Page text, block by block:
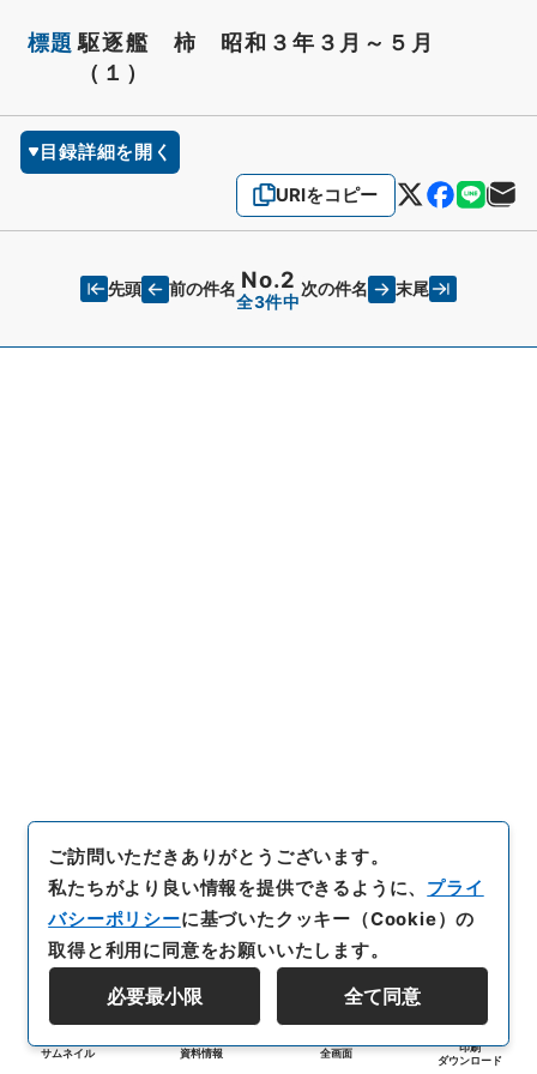
標題 駆逐艦 柿 昭和３年３月～５月
（１）
目録詳細を開く
URIをコピー
先頭 前の件名 No.2
全3件中
次の件名 末尾
サムネイル 資料情報 全画面
印刷
ダウンロード
ご訪問いただきありがとうございます。
私たちがより良い情報を提供できるように、 プライ
バシーポリシーに基づいたクッキー（Cookie）の
取得と利用に同意をお願いいたします。
必要最小限 全て同意